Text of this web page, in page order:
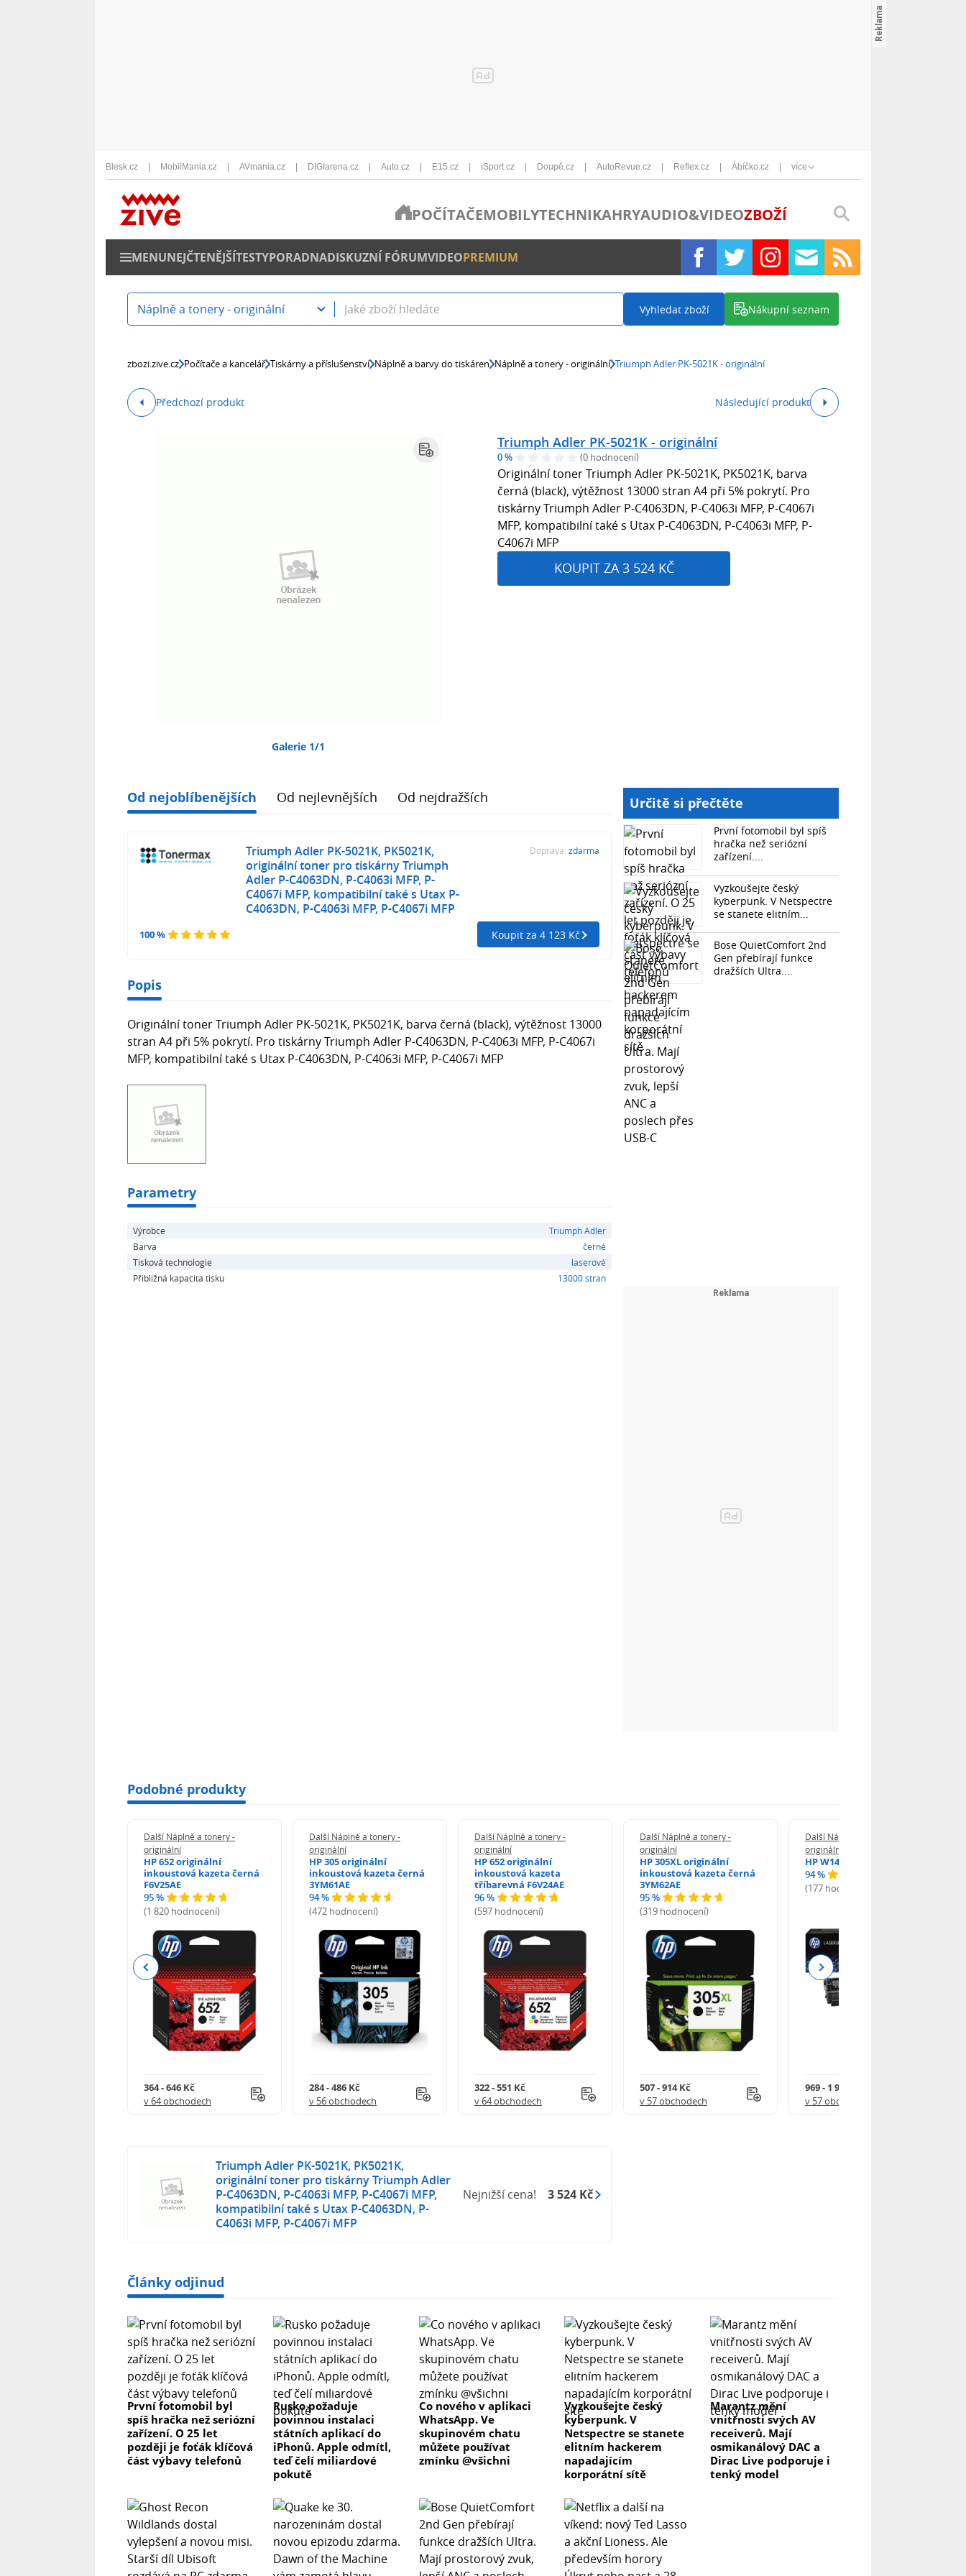
Blesk.cz MobilMania.cz AVmania.cz DIGIarena.cz Auto.cz E15.cz iSport.cz Doupě.cz AutoRevue.cz Reflex.cz Ábíčko.cz více
POČÍTAČEMOBILYTECHNIKAHRYAUDIO&VIDEOZBOŽÍ
MENUNEJČTENĚJŠÍTESTYPORADNADISKUZNÍ FÓRUMVIDEOPREMIUM
Náplně a tonery - originální Vyhledat zboží Nákupní seznam
zbozi.zive.cz Počítače a kancelář Tiskárny a příslušenství Náplně a barvy do tiskáren Náplně a tonery - originální Triumph Adler PK-5021K - originální
Předchozí produkt Následující produkt
Galerie 1/1
Triumph Adler PK-5021K - originální
0 % (0 hodnocení)
Originální toner Triumph Adler PK-5021K, PK5021K, barva
černá (black), výtěžnost 13000 stran A4 při 5% pokrytí. Pro
tiskárny Triumph Adler P-C4063DN, P-C4063i MFP, P-C4067i
MFP, kompatibilní také s Utax P-C4063DN, P-C4063i MFP, P-
C4067i MFP
KOUPIT ZA 3 524 KČ
Od nejoblíbenějších Od nejlevnějších Od nejdražších
100 %
Triumph Adler PK-5021K, PK5021K,
originální toner pro tiskárny Triumph
Adler P-C4063DN, P-C4063i MFP, P-
C4067i MFP, kompatibilní také s Utax P-
C4063DN, P-C4063i MFP, P-C4067i MFP
Doprava: zdarma
Koupit za 4 123 Kč
Popis
Originální toner Triumph Adler PK-5021K, PK5021K, barva černá (black), výtěžnost 13000
stran A4 při 5% pokrytí. Pro tiskárny Triumph Adler P-C4063DN, P-C4063i MFP, P-C4067i
MFP, kompatibilní také s Utax P-C4063DN, P-C4063i MFP, P-C4067i MFP
Parametry
Výrobce
Triumph Adler
Barva
černé
Tisková technologie
laserové
Přibližná kapacita tisku
13000 stran
Určitě si přečtěte
První fotomobil byl spíš
hračka než seriózní
zařízení....
Vyzkoušejte český
kyberpunk. V Netspectre
se stanete elitním...
Bose QuietComfort 2nd
Gen přebírají funkce
dražších Ultra....
Podobné produkty
Další Náplně a tonery -
originální
HP 652 originální
inkoustová kazeta černá
F6V25AE
95 %
(1 820 hodnocení)
364 - 646 Kč
v 64 obchodech
Další Náplně a tonery -
originální
HP 305 originální
inkoustová kazeta černá
3YM61AE
94 %
(472 hodnocení)
284 - 486 Kč
v 56 obchodech
Další Náplně a tonery -
originální
HP 652 originální
inkoustová kazeta
tříbarevná F6V24AE
96 %
(597 hodnocení)
322 - 551 Kč
v 64 obchodech
Další Náplně a tonery -
originální
HP 305XL originální
inkoustová kazeta černá
3YM62AE
95 %
(319 hodnocení)
507 - 914 Kč
v 57 obchodech
Další Náplně a tonery -
originální
HP W1420A - originální
94 %
(177 hodnocení)
969 - 1 918 Kč
v 57 obchodech
Previous Next
Triumph Adler PK-5021K, PK5021K,
originální toner pro tiskárny Triumph Adler
P-C4063DN, P-C4063i MFP, P-C4067i MFP,
kompatibilní také s Utax P-C4063DN, P-
C4063i MFP, P-C4067i MFP
Nejnižší cena! 3 524 Kč
Články odjinud
První fotomobil byl
spíš hračka než seriózní
zařízení. O 25 let
později je foťák klíčová
část výbavy telefonů
Rusko požaduje
povinnou instalaci
státních aplikací do
iPhonů. Apple odmítl,
teď čelí miliardové
pokutě
Co nového v aplikaci
WhatsApp. Ve
skupinovém chatu
můžete používat
zmínku @všichni
Vyzkoušejte český
kyberpunk. V
Netspectre se stanete
elitním hackerem
napadajícím
korporátní sítě
Marantz mění
vnitřnosti svých AV
receiverů. Mají
osmikanálový DAC a
Dirac Live podporuje i
tenký model